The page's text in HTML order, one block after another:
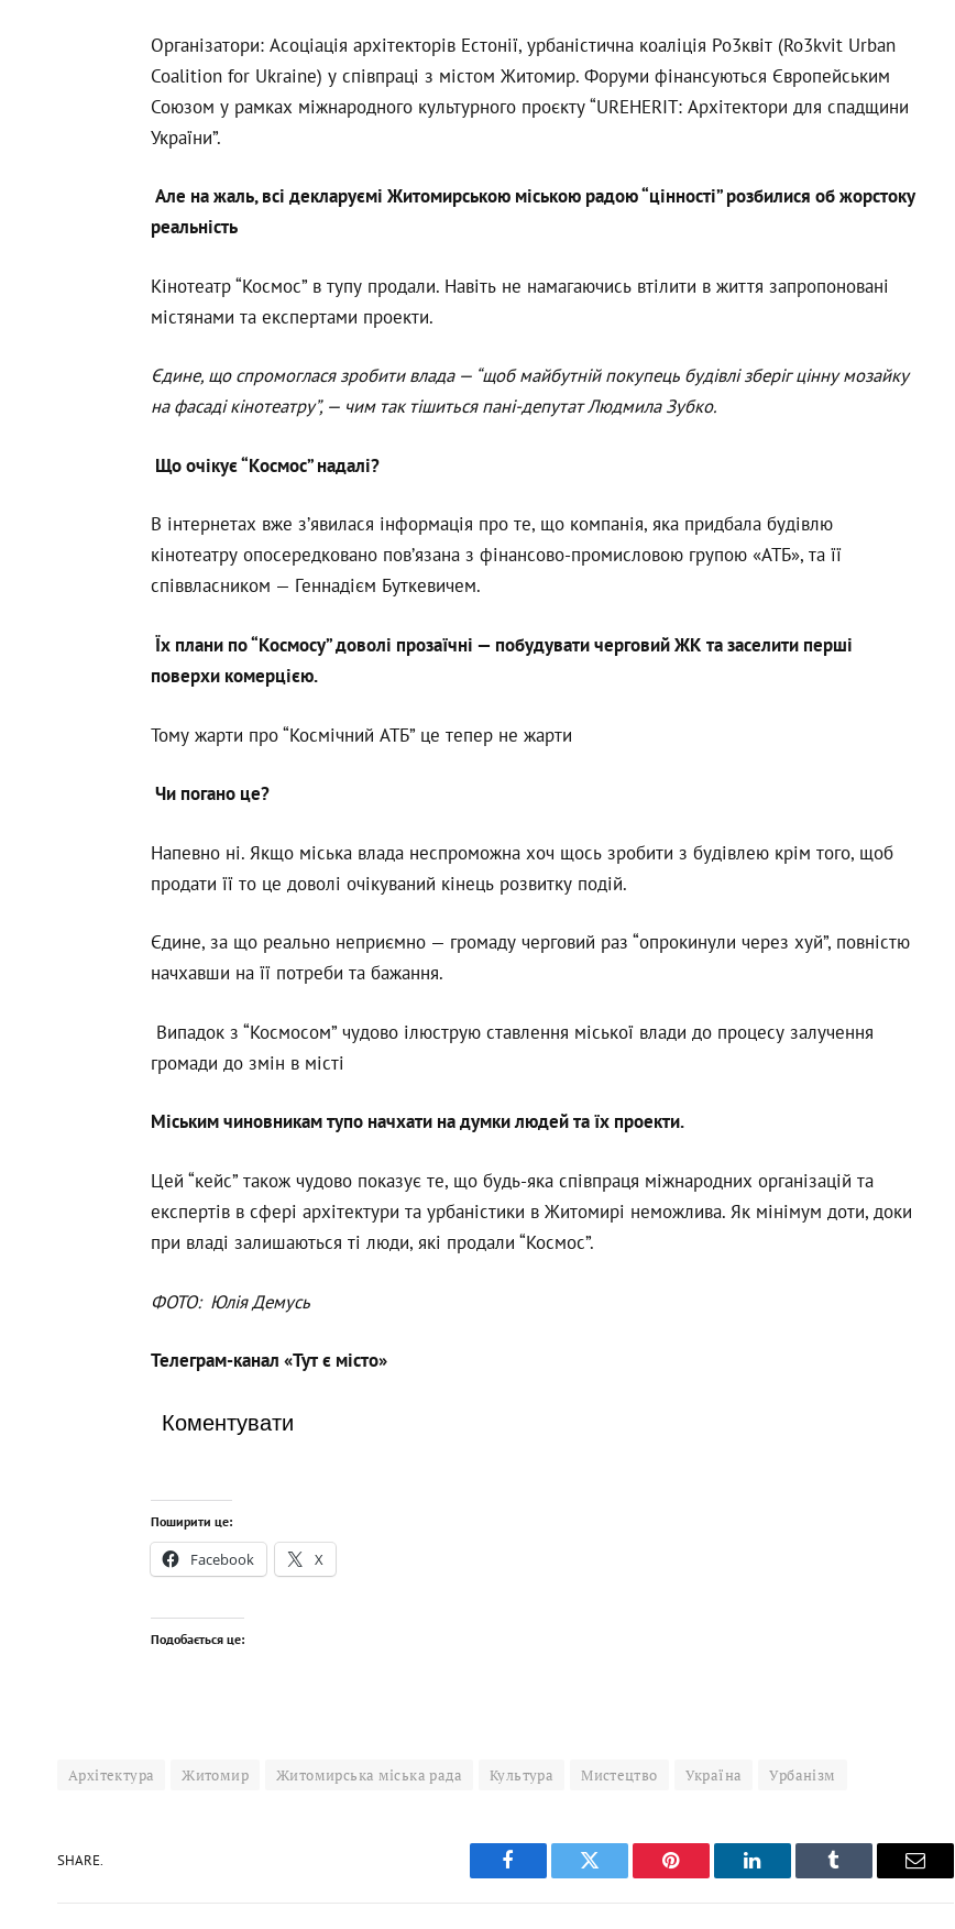
Організатори: Асоціація архітекторів Естонії, урбаністична коаліція Ро3квіт (Ro3kvit Urban
Coalition for Ukraine) у ​​співпраці з містом Житомир. Форуми фінансуються Європейським
Союзом у рамках міжнародного культурного проєкту “UREHERIT: Архітектори для спадщини
України”.
Але на жаль, всі декларуємі Житомирською міською радою “цінності” розбилися об жорстоку
реальність
Кінотеатр “Космос” в тупу продали. Навіть не намагаючись втілити в життя запропоновані
містянами та експертами проекти.
Єдине, що спромоглася зробити влада — “щоб майбутній покупець будівлі зберіг цінну мозайку
на фасаді кінотеатру”, — чим так тішиться пані-депутат Людмила Зубко.
Що очікує “Космос” надалі?
В інтернетах вже з’явилася інформація про те, що компанія, яка придбала будівлю
кінотеатру опосередковано пов’язана з фінансово-промисловою групою «АТБ», та її
співвласником — Геннадієм Буткевичем.
Їх плани по “Космосу” доволі прозаїчні — побудувати черговий ЖК та заселити перші
поверхи комерцією.
Тому жарти про “Космічний АТБ” це тепер не жарти
Чи погано це?
Напевно ні. Якщо міська влада неспроможна хоч щось зробити з будівлею крім того, щоб
продати її то це доволі очікуваний кінець розвитку подій.
Єдине, за що реально неприємно — громаду черговий раз “опрокинули через хуй”, повністю
начхавши на її потреби та бажання.
Випадок з “Космосом” чудово ілюструю ставлення міської влади до процесу залучення
громади до змін в місті
Міським чиновникам тупо начхати на думки людей та їх проекти.
Цей “кейс” також чудово показує те, що будь-яка співпраця міжнародних організацій та
експертів в сфері архітектури та урбаністики в Житомирі неможлива. Як мінімум доти, доки
при владі залишаються ті люди, які продали “Космос”.
ФОТО: Юлія Демусь
Телеграм-канал «Тут є місто»
Коментувати
Поширити це:
Facebook X
Подобається це:
Архітектура Житомир Житомирська міська рада Культура Мистецтво Україна Урбанізм
SHARE.
Facebook Twitter Pinterest LinkedIn Tumblr Email